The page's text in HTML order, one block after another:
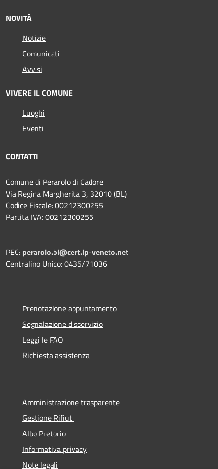
NOVITÀ
Notizie
Comunicati
Avvisi
VIVERE IL COMUNE
Luoghi
Eventi
CONTATTI
Comune di Perarolo di Cadore
Via Regina Margherita 3, 32010 (BL)
Codice Fiscale: 00212300255
Partita IVA: 00212300255
PEC: perarolo.bl@cert.ip-veneto.net
Centralino Unico: 0435/71036
Prenotazione appuntamento
Segnalazione disservizio
Leggi le FAQ
Richiesta assistenza
Amministrazione trasparente
Gestione Rifiuti
Albo Pretorio
Informativa privacy
Note legali